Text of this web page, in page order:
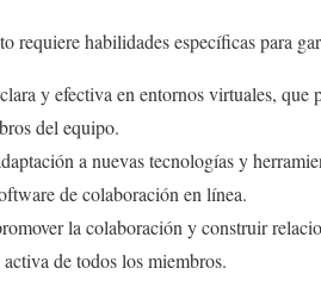
requiere habilidades específicas para
y efectiva en entornos virtuales,
del equipo.
a nuevas tecnologías y
de colaboración en línea.
la colaboración y construir
de todos los miembros.